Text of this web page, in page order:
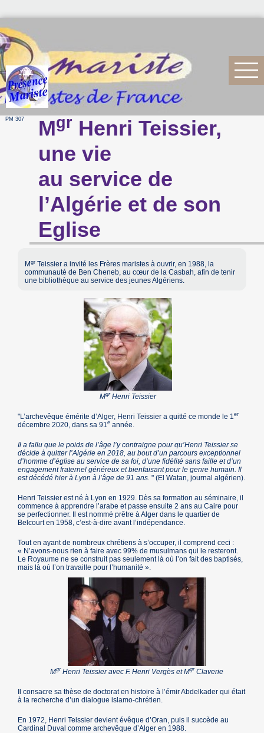
PM 307 Mgr Henri Teissier,
une vie
au service de
l’Algérie et de son
Eglise
Mgr Teissier a invité les Frères maristes à ouvrir, en 1988, la
communauté de Ben Cheneb, au cœur de la Casbah, afin de tenir
une bibliothèque au service des jeunes Algériens.
MgrHenri Teissier
"L’archevêque émérite d’Alger, Henri Teissier a quitté ce monde le 1er
décembre 2020, dans sa 91e année.
Il a fallu que le poids de l’âge l’y contraigne pour qu’Henri Teissier se
décide à quitter l’Algérie en 2018, au bout d’un parcours exceptionnel
d’homme d’église au service de sa foi, d’une fidélité sans faille et d’un
engagement fraternel généreux et bienfaisant pour le genre humain. Il
est décédé hier à Lyon à l’âge de 91 ans. " (El Watan, journal algérien).
Henri Teissier est né à Lyon en 1929. Dès sa formation au séminaire, il
commence à apprendre l’arabe et passe ensuite 2 ans au Caire pour
se perfectionner. Il est nommé prêtre à Alger dans le quartier de
Belcourt en 1958, c’est-à-dire avant l’indépendance.
Tout en ayant de nombreux chrétiens à s’occuper, il comprend ceci :
« N’avons-nous rien à faire avec 99% de musulmans qui le resteront.
Le Royaume ne se construit pas seulement là où l’on fait des baptisés,
mais là où l’on travaille pour l’humanité ».
MgrHenri Teissier avec F. Henri Vergès et MgrClaverie
Il consacre sa thèse de doctorat en histoire à l’émir Abdelkader qui était
à la recherche d’un dialogue islamo-chrétien.
En 1972, Henri Teissier devient évêque d’Oran, puis il succède au
Cardinal Duval comme archevêque d’Alger en 1988.